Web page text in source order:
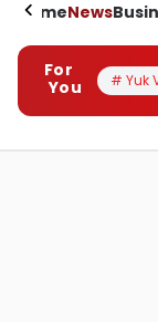
HomeNews
For
You
# Yuk